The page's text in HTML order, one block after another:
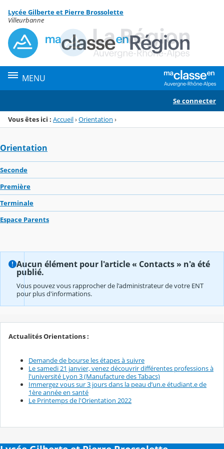
Menu de la rubrique
Contenu
Lycée Gilberte et Pierre Brossolette
Villeurbanne
MENU
Se connecter
Vous êtes ici : Accueil›Orientation ›
Orientation
Seconde
Première
Terminale
Espace Parents
Aucun élément pour l'article « Contacts » n'a été
publié.
Vous pouvez vous rapprocher de l'administrateur de votre ENT
pour plus d'informations.
Actualités Orientations :
Demande de bourse les étapes à suivre
Le samedi 21 janvier, venez découvrir différentes professions à
l'université Lyon 3 (Manufacture des Tabacs)
Immergez vous sur 3 jours dans la peau d’un.e étudiant.e de
1ère année en santé
Le Printemps de l'Orientation 2022